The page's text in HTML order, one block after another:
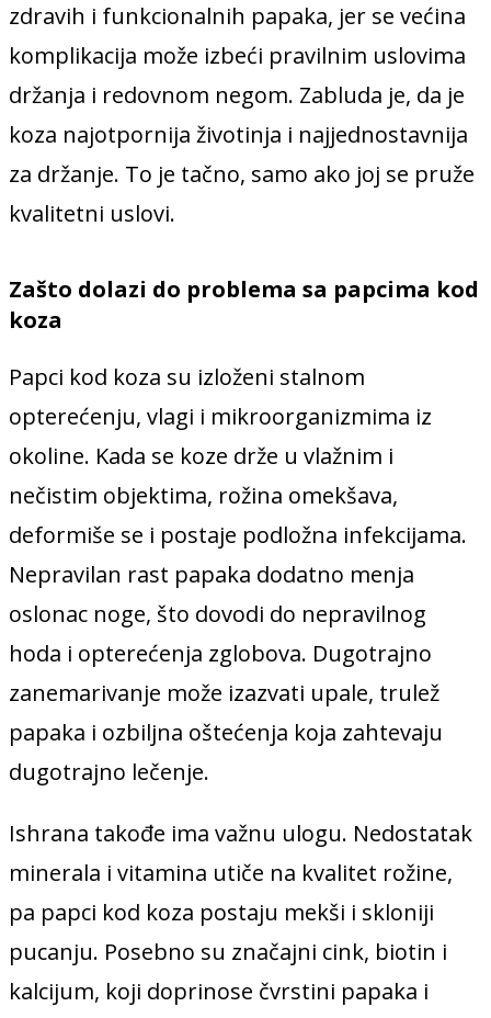
zdravih i funkcionalnih papaka, jer se većina
komplikacija može izbeći pravilnim uslovima
držanja i redovnom negom. Zabluda je, da je
koza najotpornija životinja i najjednostavnija
za držanje. To je tačno, samo ako joj se pruže
kvalitetni uslovi.
Zašto dolazi do problema sa papcima kod
koza
Papci kod koza su izloženi stalnom
opterećenju, vlagi i mikroorganizmima iz
okoline. Kada se koze drže u vlažnim i
nečistim objektima, rožina omekšava,
deformiše se i postaje podložna infekcijama.
Nepravilan rast papaka dodatno menja
oslonac noge, što dovodi do nepravilnog
hoda i opterećenja zglobova. Dugotrajno
zanemarivanje može izazvati upale, trulež
papaka i ozbiljna oštećenja koja zahtevaju
dugotrajno lečenje.
Ishrana takođe ima važnu ulogu. Nedostatak
minerala i vitamina utiče na kvalitet rožine,
pa papci kod koza postaju mekši i skloniji
pucanju. Posebno su značajni cink, biotin i
kalcijum, koji doprinose čvrstini papaka i